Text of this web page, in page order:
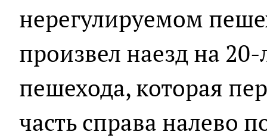
нерегулируемом
произвел наезд на
пешехода, которая
часть справа налево